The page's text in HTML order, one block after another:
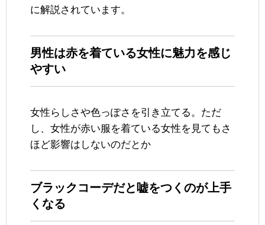
に解説されています。
男性は赤を着ている女性に魅力を感じ
やすい
女性らしさや色っぽさを引き立てる。ただ
し、女性が赤い服を着ている女性を見てもさ
ほど影響はしないのだとか
ブラックコーデだと嘘をつくのが上手
くなる